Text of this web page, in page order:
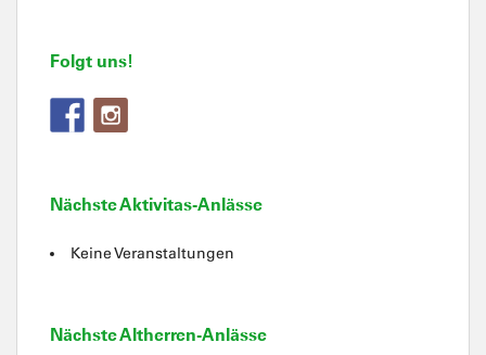
Folgt uns!
Nächste Aktivitas-Anlässe
Keine Veranstaltungen
Nächste Altherren-Anlässe